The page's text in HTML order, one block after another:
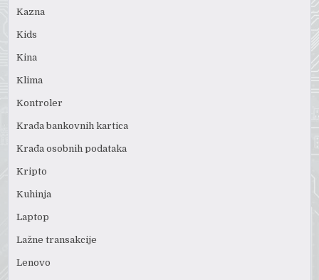
Kazna
Kids
Kina
Klima
Kontroler
Krađa bankovnih kartica
Krađa osobnih podataka
Kripto
Kuhinja
Laptop
Lažne transakcije
Lenovo